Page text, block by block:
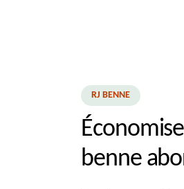
RJ BENNE
benne